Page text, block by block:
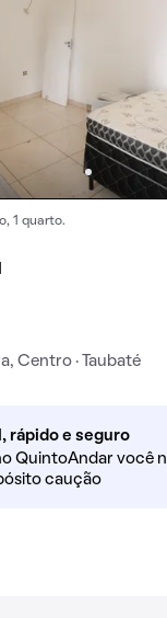
1 quarto.
Centro · Taubaté
rápido e seguro
QuintoAndar você
caução